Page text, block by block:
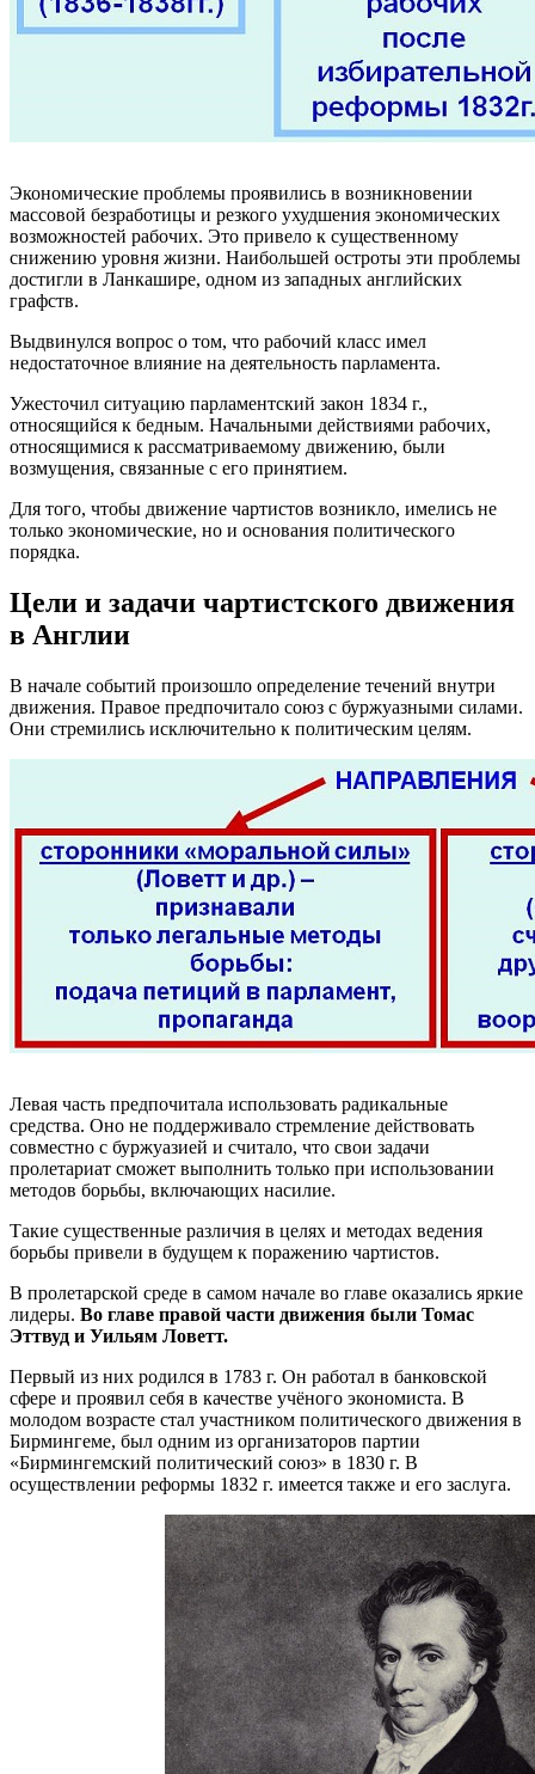
Экономические проблемы проявились в возникновении
массовой безработицы и резкого ухудшения экономических
возможностей рабочих. Это привело к существенному
снижению уровня жизни. Наибольшей остроты эти проблемы
достигли в Ланкашире, одном из западных английских
графств.
Выдвинулся вопрос о том, что рабочий класс имел
недостаточное влияние на деятельность парламента.
Ужесточил ситуацию парламентский закон 1834 г.,
относящийся к бедным. Начальными действиями рабочих,
относящимися к рассматриваемому движению, были
возмущения, связанные с его принятием.
Для того, чтобы движение чартистов возникло, имелись не
только экономические, но и основания политического
порядка.
Цели и задачи чартистского движения
в Англии
В начале событий произошло определение течений внутри
движения. Правое предпочитало союз с буржуазными силами.
Они стремились исключительно к политическим целям.
Левая часть предпочитала использовать радикальные
средства. Оно не поддерживало стремление действовать
совместно с буржуазией и считало, что свои задачи
пролетариат сможет выполнить только при использовании
методов борьбы, включающих насилие.
Такие существенные различия в целях и методах ведения
борьбы привели в будущем к поражению чартистов.
В пролетарской среде в самом начале во главе оказались яркие
лидеры. Во главе правой части движения были Томас
Эттвуд и Уильям Ловетт.
Первый из них родился в 1783 г. Он работал в банковской
сфере и проявил себя в качестве учёного экономиста. В
молодом возрасте стал участником политического движения в
Бирмингеме, был одним из организаторов партии
«Бирмингемский политический союз» в 1830 г. В
осуществлении реформы 1832 г. имеется также и его заслуга.